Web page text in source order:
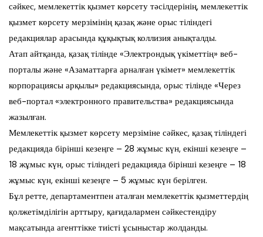
сәйкес, мемлекеттік қызмет көрсету тәсілдерінің, мемлекеттік
қызмет көрсету мерзімінің қазақ және орыс тіліндегі
редакциялар арасында құқықтық коллизия анықталды.
Атап айтқанда, қазақ тілінде «Электрондық үкіметтің» веб-
порталы және «Азаматтарға арналған үкімет» мемлекеттік
корпорациясы арқылы» редакциясында, орыс тілінде «Через
веб-портал «электронного правительства» редакциясында
жазылған.
Мемлекеттік қызмет көрсету мерзіміне сәйкес, қазақ тіліндегі
редакцияда бірінші кезеңге – 28 жұмыс күн, екінші кезеңге –
18 жұмыс күн, орыс тіліндегі редакцияда бірінші кезеңге – 18
жұмыс күн, екінші кезеңге – 5 жұмыс күн берілген.
Бұл ретте, департаментпен аталған мемлекеттік қызметтердің
қолжетімділігін арттыру, қағидалармен сәйкестендіру
мақсатында агенттікке тиісті ұсыныстар жолданды.